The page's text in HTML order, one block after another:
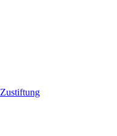
Zustiftung